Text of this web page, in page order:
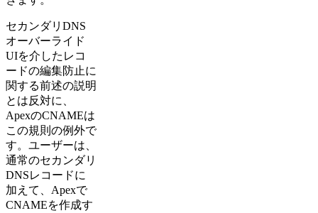
セカンダリDNS
オーバーライド
UIを介したレコ
ードの編集防止に
関する前述の説明
とは反対に、
ApexのCNAMEは
この規則の例外で
す。ユーザーは、
通常のセカンダリ
DNSレコードに
加えて、Apexで
CNAMEを作成す